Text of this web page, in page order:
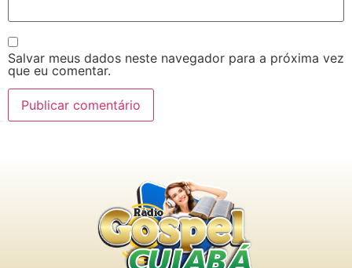
Salvar meus dados neste navegador para a próxima vez
que eu comentar.